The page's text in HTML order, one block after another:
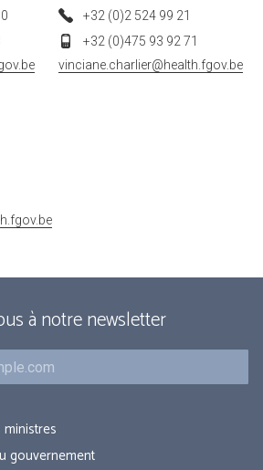
+32 (0)2 524 99 21
+32 (0)475 93 92 71
vinciane.charlier@health.fgov.be
à notre newsletter
gouvernement